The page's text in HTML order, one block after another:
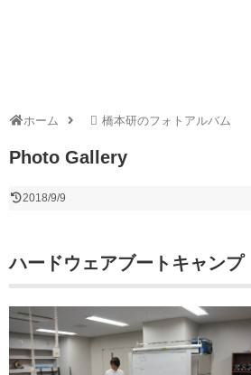
ホーム 橋本研のフォトアルバム
Photo Gallery
2018/9/9
ハードウェアブートキャンプ